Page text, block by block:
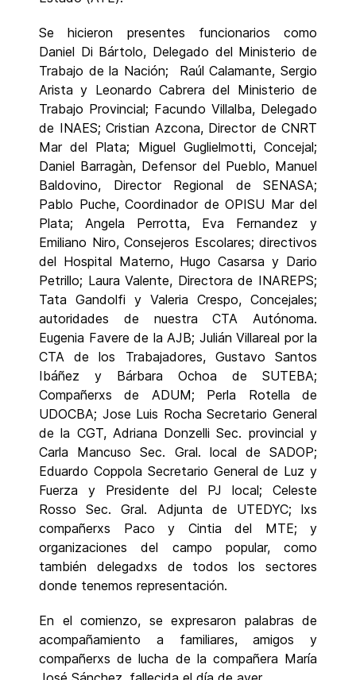
Se hicieron presentes funcionarios como
Daniel Di Bártolo, Delegado del Ministerio de
Trabajo de la Nación; Raúl Calamante, Sergio
Arista y Leonardo Cabrera del Ministerio de
Trabajo Provincial; Facundo Villalba, Delegado
de INAES; Cristian Azcona, Director de CNRT
Mar del Plata; Miguel Guglielmotti, Concejal;
Daniel Barragàn, Defensor del Pueblo, Manuel
Baldovino, Director Regional de SENASA;
Pablo Puche, Coordinador de OPISU Mar del
Plata; Angela Perrotta, Eva Fernandez y
Emiliano Niro, Consejeros Escolares; directivos
del Hospital Materno, Hugo Casarsa y Dario
Petrillo; Laura Valente, Directora de INAREPS;
Tata Gandolfi y Valeria Crespo, Concejales;
autoridades de nuestra CTA Autónoma.
Eugenia Favere de la AJB; Julián Villareal por la
CTA de los Trabajadores, Gustavo Santos
Ibáñez y Bárbara Ochoa de SUTEBA;
Compañerxs de ADUM; Perla Rotella de
UDOCBA; Jose Luis Rocha Secretario General
de la CGT, Adriana Donzelli Sec. provincial y
Carla Mancuso Sec. Gral. local de SADOP;
Eduardo Coppola Secretario General de Luz y
Fuerza y Presidente del PJ local; Celeste
Rosso Sec. Gral. Adjunta de UTEDYC; lxs
compañerxs Paco y Cintia del MTE; y
organizaciones del campo popular, como
también delegadxs de todos los sectores
donde tenemos representación.
En el comienzo, se expresaron palabras de
acompañamiento a familiares, amigos y
compañerxs de lucha de la compañera María